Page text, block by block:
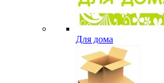
Для дома